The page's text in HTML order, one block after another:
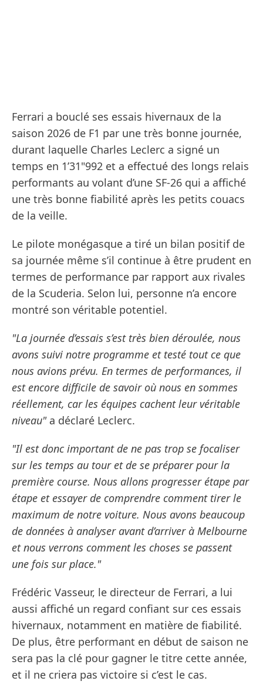
Ferrari a bouclé ses essais hivernaux de la
saison 2026 de F1 par une très bonne journée,
durant laquelle Charles Leclerc a signé un
temps en 1’31"992 et a effectué des longs relais
performants au volant d’une SF-26 qui a affiché
une très bonne fiabilité après les petits couacs
de la veille.
Le pilote monégasque a tiré un bilan positif de
sa journée même s’il continue à être prudent en
termes de performance par rapport aux rivales
de la Scuderia. Selon lui, personne n’a encore
montré son véritable potentiel.
"La journée d’essais s’est très bien déroulée, nous
avons suivi notre programme et testé tout ce que
nous avions prévu. En termes de performances, il
est encore difficile de savoir où nous en sommes
réellement, car les équipes cachent leur véritable
niveau"a déclaré Leclerc.
"Il est donc important de ne pas trop se focaliser
sur les temps au tour et de se préparer pour la
première course. Nous allons progresser étape par
étape et essayer de comprendre comment tirer le
maximum de notre voiture. Nous avons beaucoup
de données à analyser avant d’arriver à Melbourne
et nous verrons comment les choses se passent
une fois sur place."
Frédéric Vasseur, le directeur de Ferrari, a lui
aussi affiché un regard confiant sur ces essais
hivernaux, notamment en matière de fiabilité.
De plus, être performant en début de saison ne
sera pas la clé pour gagner le titre cette année,
et il ne criera pas victoire si c’est le cas.